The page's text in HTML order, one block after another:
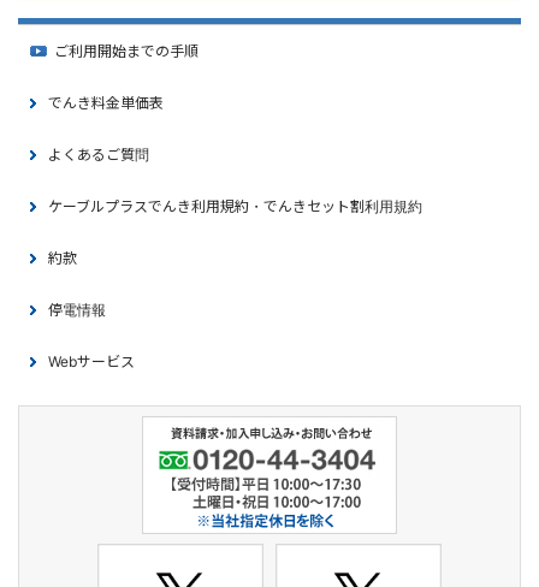
ご利用開始までの手順
でんき料金単価表
よくあるご質問
ケーブルプラスでんき利用規約・でんきセット割利用規約
約款
停電情報
Webサービス